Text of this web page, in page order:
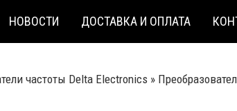
НОВОСТИ ДОСТАВКА И ОПЛАТА
частоты Delta Electronics »